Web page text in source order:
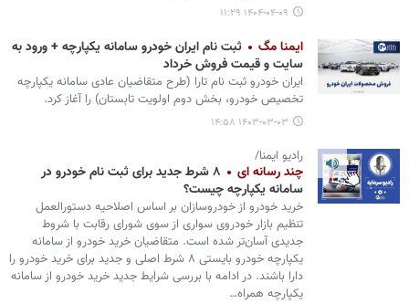
۱۴۰۴-۰۴-۰۹ ۱۱:۲۹
ایمنا مگ
ثبت نام ایران خودرو سامانه یکپارچه + ورود به
سایت و قیمت فروش خرداد
ایران خودرو ثبت نام تارا (طرح متقاضیان عادی سامانه یکپارچه
تخصیص خودرو، بخش دوم اولویت تابستان) را آغاز کرد.
۱۴۰۳-۰۳-۰۳ ۱۴:۵۸
رادیو ایمنا/
چند رسانه ای
۸ شرط جدید برای ثبت نام خودرو در
سامانه یکپارچه چیست؟
خرید خودرو از خودروسازان بر اساس اصلاحیه دستورالعمل
تنظیم بازار خودروی سواری از سوی شورای رقابت با شروط
جدیدی آسان‌تر شده است. متقاضیان خرید خودرو از سامانه
یکپارچه خودرو بایستی ۸ شرط اصلی و جدید برای خرید خودرو را
دارا باشند. در ادامه با بررسی شرایط جدید خرید خودرو از سامانه
یکپارچه همراه…